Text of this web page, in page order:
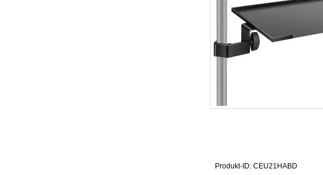
Produkt-ID: CEU21HABD